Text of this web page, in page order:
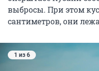
выбросы. При этом
сантиметров, они
1 из 6